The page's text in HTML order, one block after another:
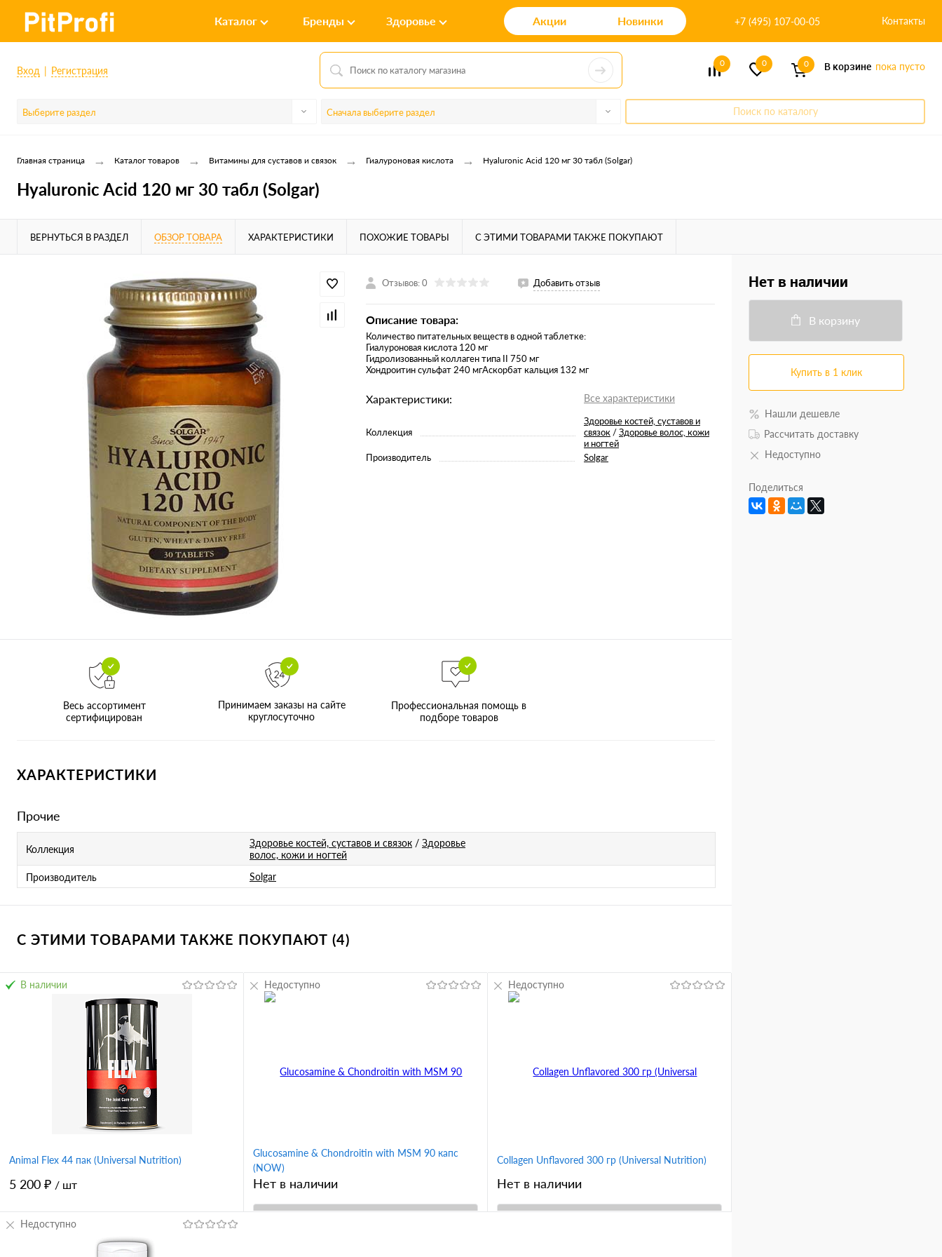
Каталог Бренды Здоровье Акции Новинки +7 (495) 107-00-05 Контакты
Вход Регистрация
0 0 0 В корзине пока пусто
Выберите раздел Сначала выберите раздел Поиск по каталогу
Главная страница → Каталог товаров → Витамины для суставов и связок → Гиалуроновая кислота → Hyaluronic Acid 120 мг 30 табл (Solgar)
Hyaluronic Acid 120 мг 30 табл (Solgar)
ВЕРНУТЬСЯ В РАЗДЕЛ ОБЗОР ТОВАРА ХАРАКТЕРИСТИКИ ПОХОЖИЕ ТОВАРЫ С ЭТИМИ ТОВАРАМИ ТАКЖЕ ПОКУПАЮТ
Отзывов: 0 Добавить отзыв
Описание товара:
Количество питательных веществ в одной таблетке:
Гиалуроновая кислота 120 мг
Гидролизованный коллаген типа II 750 мг
Хондроитин сульфат 240 мгАскорбат кальция 132 мг
Характеристики: Все характеристики
Коллекция
Здоровье костей, суставов и
связок/Здоровье волос, кожи
и ногтей
Производитель
Solgar
Весь ассортимент
сертифицирован
Принимаем заказы на сайте
круглосуточно
Профессиональная помощь в
подборе товаров
ХАРАКТЕРИСТИКИ
Прочие
Коллекция
Здоровье костей, суставов и связок / Здоровье
волос, кожи и ногтей
Производитель
Solgar
С ЭТИМИ ТОВАРАМИ ТАКЖЕ ПОКУПАЮТ (4)
Animal Flex 44 пак (Universal Nutrition)
5 200 ₽ / шт
В корзину
В наличии
Glucosamine & Chondroitin with MSM 90 капс
(NOW)
Нет в наличии
Недоступно
Collagen Unflavored 300 гр (Universal Nutrition)
Нет в наличии
Недоступно
Недоступно
Нет в наличии
В корзину
Купить в 1 клик
Нашли дешевле
Рассчитать доставку
Недоступно
Поделиться